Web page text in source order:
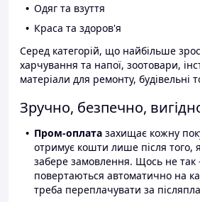
Одяг та взуття
Краса та здоров'я
Серед категорій, що найбільше
харчування та напої, зоотовари,
матеріали для ремонту, будівельні
Зручно, безпечно,
Пром-оплата захищає кожну
отримує кошти лише після того,
забере замовлення. Щось не
повертаються автоматично на
треба переплачувати за